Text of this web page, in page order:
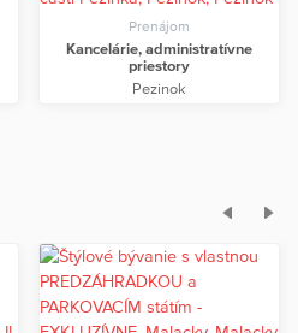
Prenájom
Kancelárie, administratívne
priestory
Pezinok